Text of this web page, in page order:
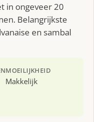
in ongeveer 20
Belangrijkste
en sambal
MOEILIJKHEID
Makkelijk